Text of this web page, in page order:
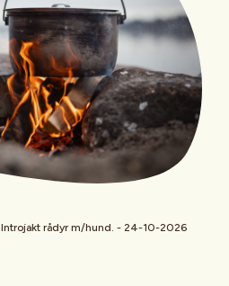
Introjakt rådyr m/hund. - 24-10-2026